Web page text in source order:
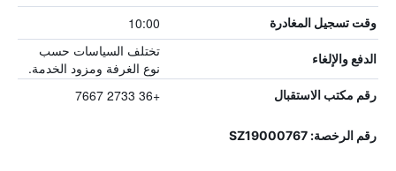
وقت تسجيل المغادرة 10:00
الدفع والإلغاء
تختلف السياسات حسب
نوع الغرفة ومزود الخدمة.
رقم مكتب الاستقبال +36 2733 7667
رقم الرخصة: SZ19000767